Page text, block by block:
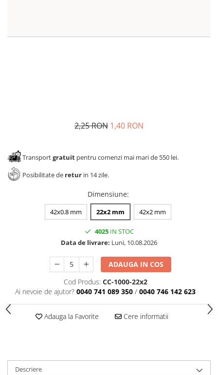
2,25 RON 1,40 RON
Transportgratuit pentru comenzi mai mari de 550 lei.
Posibilitate de retur in 14 zile.
Dimensiune:
42x0.8 mm 22x2 mm 42x2 mm
4025IN STOC
Data de livrare: Luni, 10.08.2026
ADAUGA IN COS
Cod Produs: CC-1000-22x2
Ai nevoie de ajutor? 0040 741 089 350 / 0040 746 142 623
Adauga la Favorite Cere informatii
Descriere